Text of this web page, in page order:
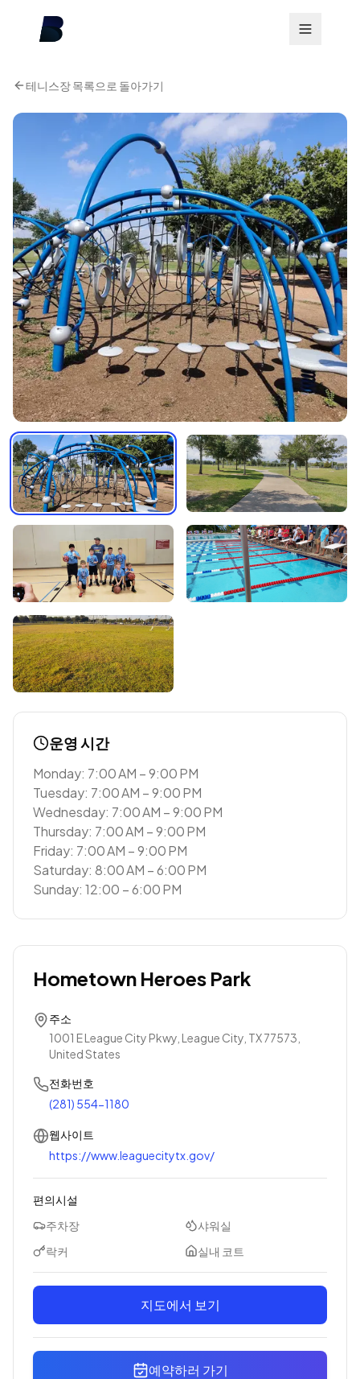
테니스장 목록으로 돌아가기
운영 시간
Monday: 7:00 AM – 9:00 PM
Tuesday: 7:00 AM – 9:00 PM
Wednesday: 7:00 AM – 9:00 PM
Thursday: 7:00 AM – 9:00 PM
Friday: 7:00 AM – 9:00 PM
Saturday: 8:00 AM – 6:00 PM
Sunday: 12:00 – 6:00 PM
Hometown Heroes Park
주소
1001 E League City Pkwy, League City, TX 77573,
United States
전화번호
(281) 554-1180
웹사이트
https://www.leaguecitytx.gov/
편의시설
주차장
샤워실
락커
실내 코트
지도에서 보기
예약하러 가기